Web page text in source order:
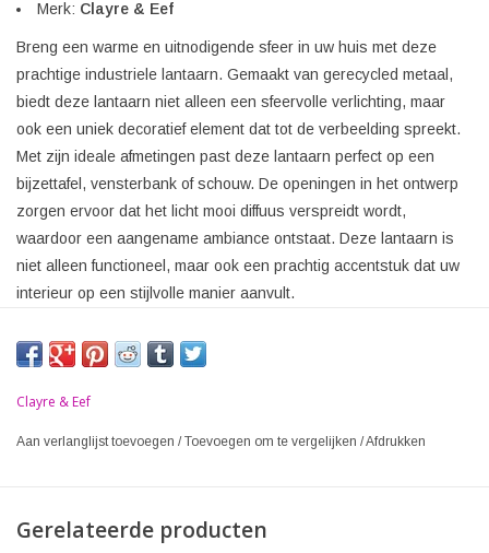
Merk: Clayre & Eef
Breng een warme en uitnodigende sfeer in uw huis met deze
prachtige industriele lantaarn. Gemaakt van gerecycled metaal,
biedt deze lantaarn niet alleen een sfeervolle verlichting, maar
ook een uniek decoratief element dat tot de verbeelding spreekt.
Met zijn ideale afmetingen past deze lantaarn perfect op een
bijzettafel, vensterbank of schouw. De openingen in het ontwerp
zorgen ervoor dat het licht mooi diffuus verspreidt wordt,
waardoor een aangename ambiance ontstaat. Deze lantaarn is
niet alleen functioneel, maar ook een prachtig accentstuk dat uw
interieur op een stijlvolle manier aanvult.
Clayre & Eef
Aan verlanglijst toevoegen /Toevoegen om te vergelijken /Afdrukken
Gerelateerde producten